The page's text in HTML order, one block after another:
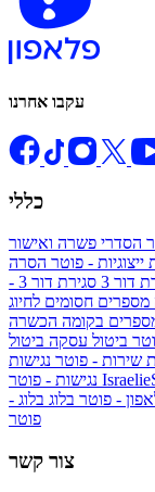
עקבו אחרנו
כללי
הסדרי פשרה ואישור
- פוטר הסרה
דור 3
סגירת דור 3 -
מספרים חסומים לחיוג
בקומה הכשרה
ביטול עסקה ביטול
שירות - פוטר נגישות
- פוטר בלוג בלוג -
פוטר
צור קשר